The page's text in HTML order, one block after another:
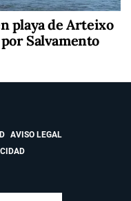
playa de Arteixo
Salvamento
AVISO LEGAL